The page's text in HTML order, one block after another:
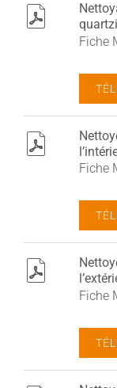
pdf
Fiche
pdf
Fiche
pdf
Fiche